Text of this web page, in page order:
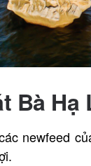
Bà
newfeed